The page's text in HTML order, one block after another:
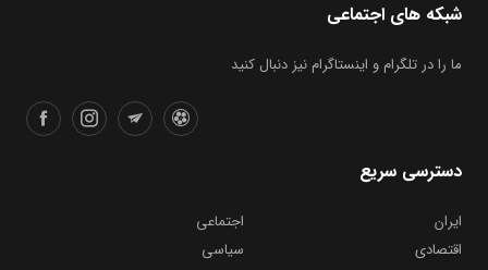
شبکه های اجتماعی
ما را در تلگرام و اینستاگرام نیز دنبال کنید
دسترسی سریع
ایران
اجتماعی
اقتصادی
سیاسی